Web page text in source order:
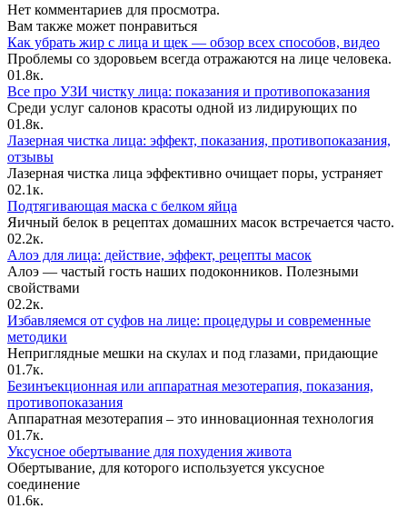
Нет комментариев для просмотра.
Вам также может понравиться
Как убрать жир с лица и щек — обзор всех способов, видео
Проблемы со здоровьем всегда отражаются на лице человека.
01.8к.
Все про УЗИ чистку лица: показания и противопоказания
Среди услуг салонов красоты одной из лидирующих по
01.8к.
Лазерная чистка лица: эффект, показания, противопоказания,
отзывы
Лазерная чистка лица эффективно очищает поры, устраняет
02.1к.
Подтягивающая маска с белком яйца
Яичный белок в рецептах домашних масок встречается часто.
02.2к.
Алоэ для лица: действие, эффект, рецепты масок
Алоэ — частый гость наших подоконников. Полезными
свойствами
02.2к.
Избавляемся от суфов на лице: процедуры и современные
методики
Неприглядные мешки на скулах и под глазами, придающие
01.7к.
Безинъекционная или аппаратная мезотерапия, показания,
противопоказания
Аппаратная мезотерапия – это инновационная технология
01.7к.
Уксусное обертывание для похудения живота
Обертывание, для которого используется уксусное
соединение
01.6к.